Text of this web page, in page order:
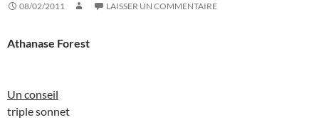
08/02/2011 LAISSER UN COMMENTAIRE
Athanase Forest
Un conseil
triple sonnet